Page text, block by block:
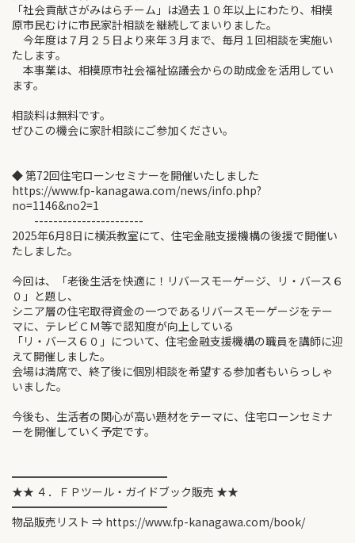
「社会貢献さがみはらチーム」は過去１０年以上にわたり、相模
原市民むけに市民家計相談を継続してまいりました。
今年度は７月２５日より来年３月まで、毎月１回相談を実施い
たします。
本事業は、相模原市社会福祉協議会からの助成金を活用してい
ます。
相談料は無料です。
ぜひこの機会に家計相談にご参加ください。
◆ 第72回住宅ローンセミナーを開催いたしました
https://www.fp-kanagawa.com/news/info.php?
no=1146&no2=1
-----------------------
2025年6月8日に横浜教室にて、住宅金融支援機構の後援で開催い
たしました。
今回は、「老後生活を快適に！リバースモーゲージ、リ・バース６
０」と題し、
シニア層の住宅取得資金の一つであるリバースモーゲージをテー
マに、テレビＣＭ等で認知度が向上している
「リ・バース６０」について、住宅金融支援機構の職員を講師に迎
えて開催しました。
会場は満席で、終了後に個別相談を希望する参加者もいらっしゃ
いました。
今後も、生活者の関心が高い題材をテーマに、住宅ローンセミナ
ーを開催していく予定です。
━━━━━━━━━━━━━━
★★ ４．ＦＰツール・ガイドブック販売 ★★
━━━━━━━━━━━━━━
物品販売リスト ⇒ https://www.fp-kanagawa.com/book/